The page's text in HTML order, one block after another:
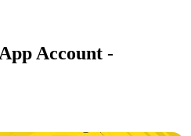
Account -